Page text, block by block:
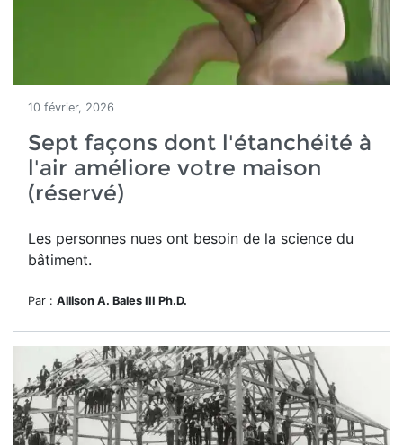
10 février, 2026
Sept façons dont l'étanchéité à
l'air améliore votre maison
(réservé)
Les personnes nues ont besoin de la science du
bâtiment.
Par : Allison A. Bales III Ph.D.